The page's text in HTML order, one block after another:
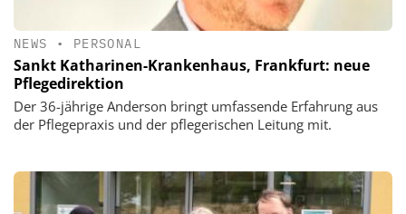
NEWS • PERSONAL
Sankt Katharinen-Krankenhaus, Frankfurt: neue
Pflegedirektion
Der 36-jährige Anderson bringt umfassende Erfahrung aus
der Pflegepraxis und der pflegerischen Leitung mit.